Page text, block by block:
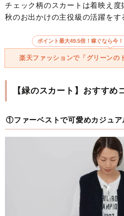
チェック柄のスカートは着映え
秋のお出かけの主役級の活躍をす
ポイント最大49.5倍！稼ぐなら今
楽天ファッションで「グリーンの
【緑のスカート】おすすめ
①ファーベストで可愛めカジュア